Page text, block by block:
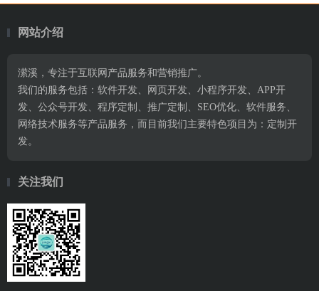
网站介绍
潆溪，专注于互联网产品服务和营销推广。
我们的服务包括：软件开发、网页开发、小程序开发、APP开
发、公众号开发、程序定制、推广定制、SEO优化、软件服务、
网络技术服务等产品服务，而目前我们主要特色项目为：定制开
发。
关注我们